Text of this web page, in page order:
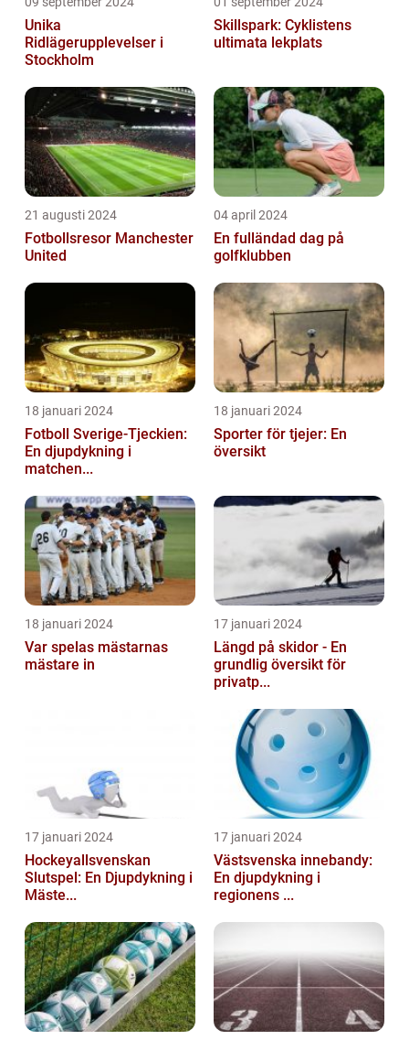
Unika
Ridlägerupplevelser i
Stockholm
Skillspark: Cyklistens
ultimata lekplats
21 augusti 2024
Fotbollsresor Manchester
United
04 april 2024
En fulländad dag på
golfklubben
18 januari 2024
Fotboll Sverige-Tjeckien:
En djupdykning i
matchen...
18 januari 2024
Sporter för tjejer: En
översikt
18 januari 2024
Var spelas mästarnas
mästare in
17 januari 2024
Längd på skidor - En
grundlig översikt för
privatp...
17 januari 2024
Hockeyallsvenskan
Slutspel: En Djupdykning i
Mäste...
17 januari 2024
Västsvenska innebandy:
En djupdykning i
regionens ...